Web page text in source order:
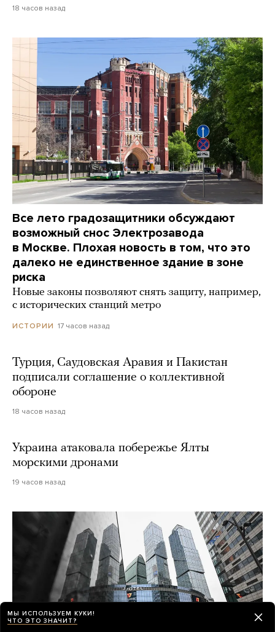
18 часов назад
Все лето градозащитники обсуждают
возможный снос Электрозавода
в Москве. Плохая новость в том, что это
далеко не единственное здание в зоне
риска
Новые законы позволяют снять защиту, например,
с исторических станций метро
ИСТОРИИ 17 часов назад
Турция, Саудовская Аравия и Пакистан
подписали соглашение о коллективной
обороне
18 часов назад
Украина атаковала побережье Ялты
морскими дронами
19 часов назад
МЫ ИСПОЛЬЗУЕМ КУКИ!
ЧТО ЭТО ЗНАЧИТ?